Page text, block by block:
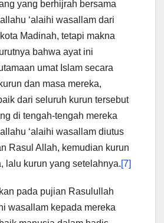
yang berhijrah bersama
‘alaihi wasallam dari
Madinah, tetapi makna
bahwa ayat ini
umat Islam secara
dan masa mereka,
dari seluruh kurun tersebut
di tengah-tengah mereka
‘alaihi wasallam diutus
Rasul Allah, kemudian kurun
lalu kurun yang setelahnya.[7]
pada pujian Rasulullah
wasallam kepada mereka